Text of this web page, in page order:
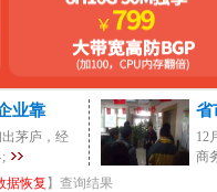
业靠
茅庐，经
省
12
商
据恢复 】查询结果